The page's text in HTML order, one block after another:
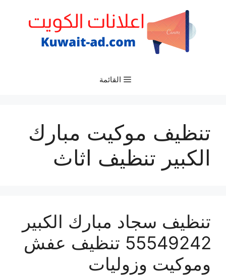
القائمة
تنظيف موكيت مبارك
الكبير تنظيف اثاث
تنظيف سجاد مبارك الكبير
55549242 تنظيف عفش
وموكيت وزوليات